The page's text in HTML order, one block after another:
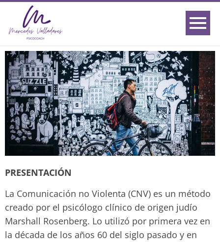
PRESENTACIÓN
La Comunicación no Violenta (CNV) es un método
creado por el psicólogo clínico de origen judío
Marshall Rosenberg. Lo utilizó por primera vez en
la década de los años 60 del siglo pasado y en